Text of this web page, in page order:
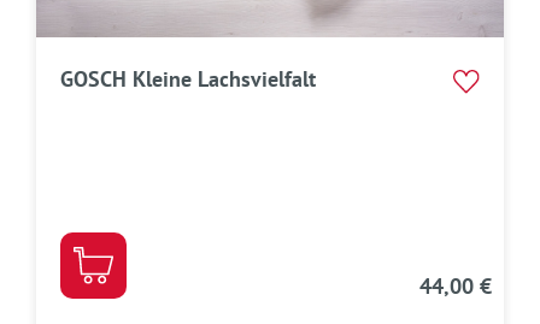
GOSCH Kleine Lachsvielfalt
44,00 €